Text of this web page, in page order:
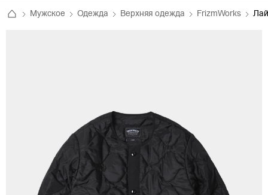
Мужское Одежда Верхняя одежда FrizmWorks